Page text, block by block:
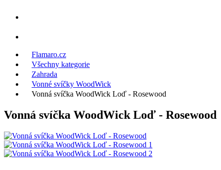
Flamaro.cz
Všechny kategorie
Zahrada
Vonné svíčky WoodWick
Vonná svíčka WoodWick Loď - Rosewood
Vonná svíčka WoodWick Loď - Rosewood